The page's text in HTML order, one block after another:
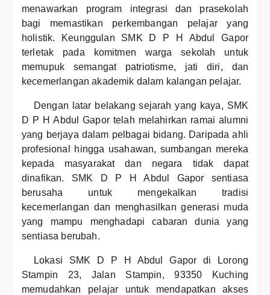
menawarkan program integrasi dan prasekolah
bagi memastikan perkembangan pelajar yang
holistik. Keunggulan SMK D P H Abdul Gapor
terletak pada komitmen warga sekolah untuk
memupuk semangat patriotisme, jati diri, dan
kecemerlangan akademik dalam kalangan pelajar.
Dengan latar belakang sejarah yang kaya, SMK
D P H Abdul Gapor telah melahirkan ramai alumni
yang berjaya dalam pelbagai bidang. Daripada ahli
profesional hingga usahawan, sumbangan mereka
kepada masyarakat dan negara tidak dapat
dinafikan. SMK D P H Abdul Gapor sentiasa
berusaha untuk mengekalkan tradisi
kecemerlangan dan menghasilkan generasi muda
yang mampu menghadapi cabaran dunia yang
sentiasa berubah.
Lokasi SMK D P H Abdul Gapor di Lorong
Stampin 23, Jalan Stampin, 93350 Kuching
memudahkan pelajar untuk mendapatkan akses